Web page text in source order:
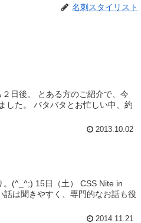
名刺スタイリスト
日後。 とある方のご紹介で、今
した。 バタバタとお忙しい中、約
2013.10.02
(^_^;) 15日（土） CSS Nite in
は聞きやすく、専門的なお話も役
2014.11.21